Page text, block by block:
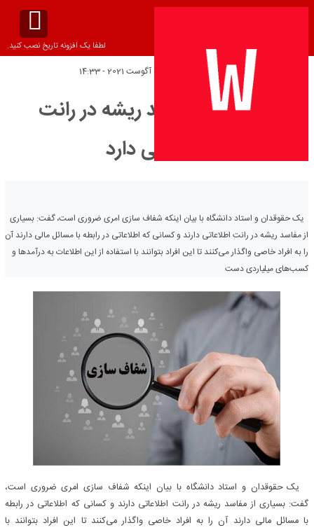
لطفا یک افزونه تاریخ نصب کنید.
تاریخ انتشار:
بسیاری از مفاسد ریشه در رانت
اطلاعاتی دارد
یک حقوقدان و استاد دانشگاه با بیان اینکه شفاف سازی امری ضروری است، گفت: بسیاری
از مفاسد ریشه در رانت اطلاعاتی دارند و کسانی که اطلاعاتی در رابطه با مسائل مالی دارند آن
را به افراد خاصی واگذار می‌کنند تا این افراد بتوانند با استفاده از این اطلاعات به درآمدها و
کسب‌های میلیاردی دست
یک حقوقدان و استاد دانشگاه با بیان اینکه شفاف سازی امری ضروری است،
گفت: بسیاری از مفاسد ریشه در رانت اطلاعاتی دارند و کسانی که اطلاعاتی در رابطه
با مسائل مالی دارند آن را به افراد خاصی واگذار می‌کنند تا این افراد بتوانند با